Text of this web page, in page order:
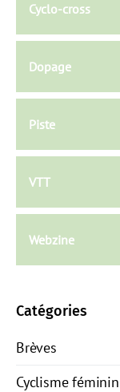
Cyclo-cross
Dopage
Piste
VTT
Webzine
Catégories
Brèves
Cyclisme féminin